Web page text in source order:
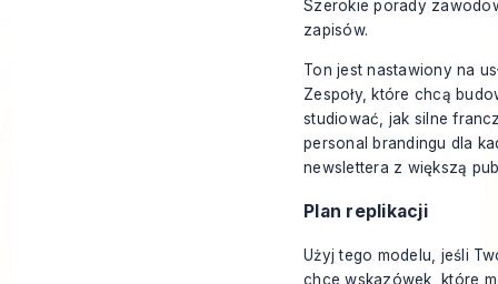
Szerokie porady
zapisów.
Ton jest nastawiony na
Zespoły, które chcą
studiować, jak silne
personal brandingu dla
newslettera z większą
Plan replikacji
Użyj tego modelu, jeśli
chce wskazówek, które